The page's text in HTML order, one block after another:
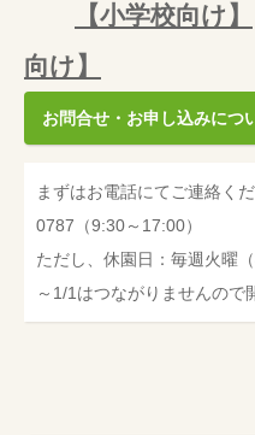
【小学校向け】
向け】
お問合せ・お申し込みにつ
まずはお電話にてご連絡く
0787（9:30～17:00）
ただし、休園日：毎週火曜
～1/1はつながりませんので